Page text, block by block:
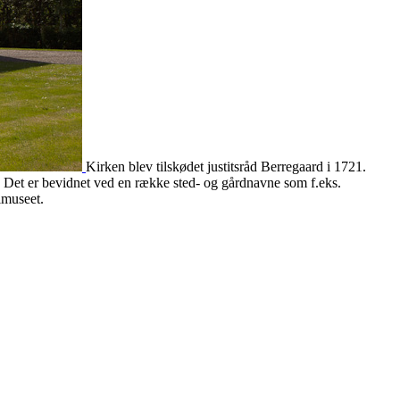
Kirken blev tilskødet justitsråd Berregaard i 1721.
er bevidnet ved en række sted- og gårdnavne som f.eks.